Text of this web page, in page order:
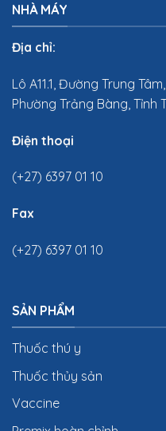
NHÀ MÁY
Địa chỉ:
Lô A11.1, Đường Trung
Phường Trảng Bàng, Tỉnh
Điện thoại
(+27) 6397 01 10
Fax
(+27) 6397 01 10
SẢN PHẨM
Thuốc thú y
Thuốc thủy sản
Vaccine